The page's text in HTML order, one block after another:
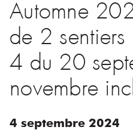
Automne
de 2 sentiers
4 du 20
novembre
4 septembre 2024